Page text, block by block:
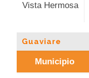
Vista Hermosa
Guaviare
Municipio